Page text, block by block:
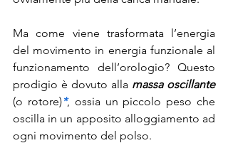
Ma come viene trasformata l’energia
del movimento in energia funzionale al
funzionamento dell’orologio? Questo
prodigio è dovuto alla massa oscillante
(o rotore)*, ossia un piccolo peso che
oscilla in un apposito alloggiamento ad
ogni movimento del polso.